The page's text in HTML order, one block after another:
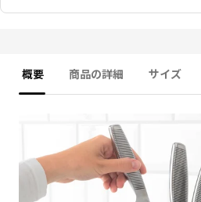
概要 商品の詳細 サイズ